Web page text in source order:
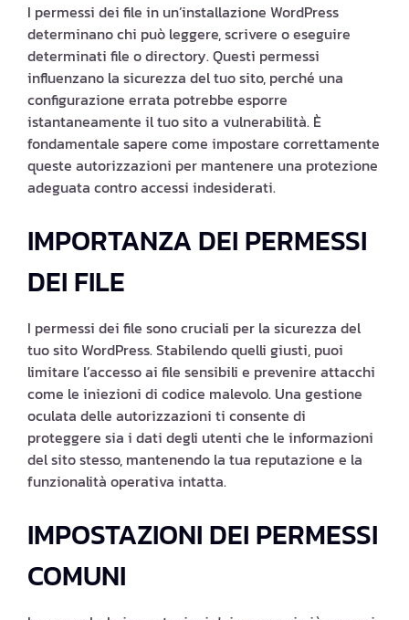
I permessi dei file in un’installazione WordPress
determinano chi può leggere, scrivere o eseguire
determinati file o directory. Questi permessi
influenzano la sicurezza del tuo sito, perché una
configurazione errata potrebbe esporre
istantaneamente il tuo sito a vulnerabilità. È
fondamentale sapere come impostare correttamente
queste autorizzazioni per mantenere una protezione
adeguata contro accessi indesiderati.
IMPORTANZA DEI PERMESSI
DEI FILE
I permessi dei file sono cruciali per la sicurezza del
tuo sito WordPress. Stabilendo quelli giusti, puoi
limitare l’accesso ai file sensibili e prevenire attacchi
come le iniezioni di codice malevolo. Una gestione
oculata delle autorizzazioni ti consente di
proteggere sia i dati degli utenti che le informazioni
del sito stesso, mantenendo la tua reputazione e la
funzionalità operativa intatta.
IMPOSTAZIONI DEI PERMESSI
COMUNI